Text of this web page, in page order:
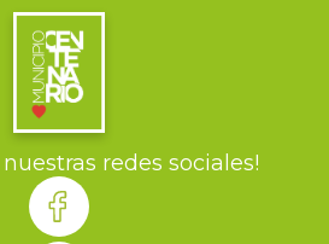
nuestras redes sociales!